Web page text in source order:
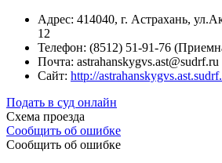
Адрес: 414040, г. Астрахань,
12
Телефон: (8512) 51-91-76
Почта: astrahanskygvs.ast@sudrf.ru
Сайт: http://
Подать в суд онлайн
Схема проезда
Сообщить об ошибке
Сообщить об ошибке